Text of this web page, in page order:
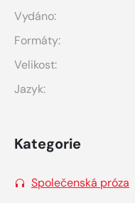
Vydáno:
Formáty:
Velikost:
Jazyk:
Kategorie
Společenská próza